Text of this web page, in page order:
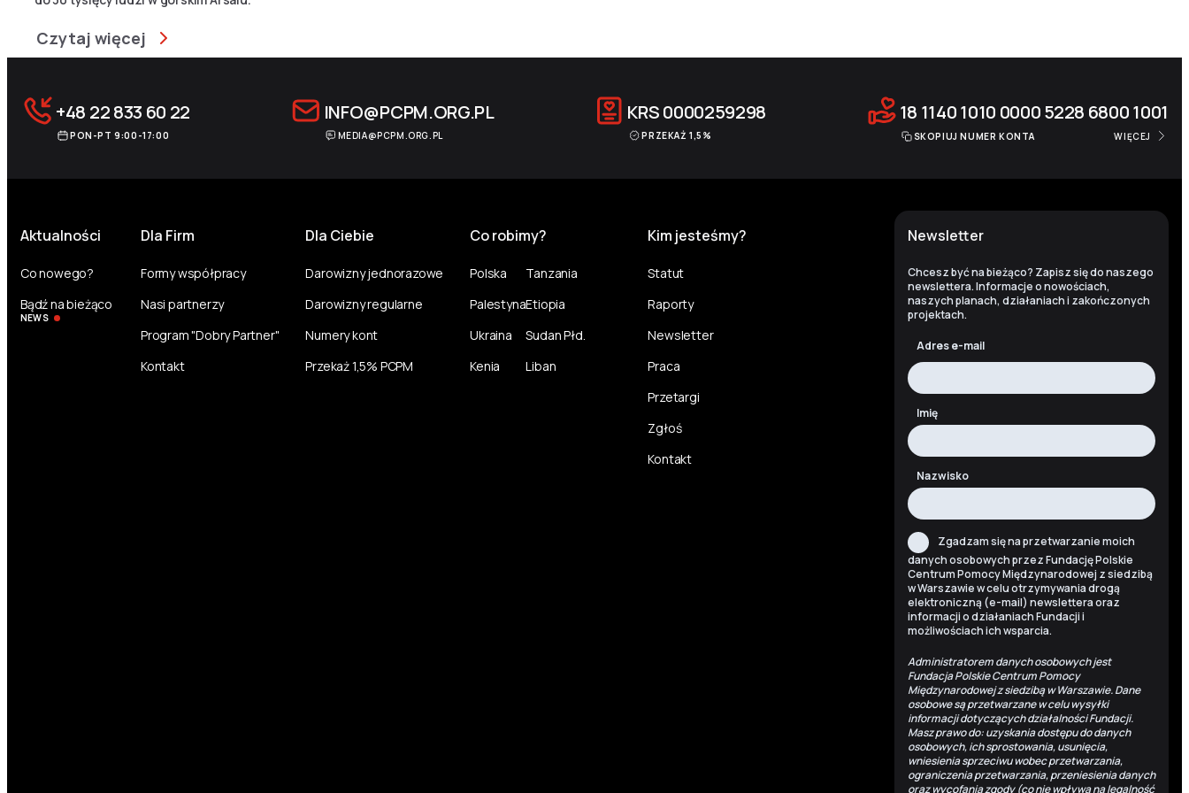
Czytaj więcej
+48 22 833 60 22
PON-PT 9:00-17:00
INFO@PCPM.ORG.PL
MEDIA@PCPM.ORG.PL
KRS0000259298
PRZEKAŻ 1,5%
18 1140 1010 0000 5228 6800 1001
SKOPIUJ NUMER KONTA WIĘCEJ
Newsletter
Chcesz być na bieżąco? Zapisz się do naszego
newslettera. Informacje o nowościach,
naszych planach, działaniach i zakończonych
projektach.
Adres e-mail
Imię
Nazwisko
Zgadzam się na przetwarzanie moich
danych osobowych przez Fundację Polskie
Centrum Pomocy Międzynarodowej z siedzibą
w Warszawie w celu otrzymywania drogą
elektroniczną (e-mail) newslettera oraz
informacji o działaniach Fundacji i
możliwościach ich wsparcia.
Administratorem danych osobowych jest
Fundacja Polskie Centrum Pomocy
Międzynarodowej z siedzibą w Warszawie. Dane
osobowe są przetwarzane w celu wysyłki
informacji dotyczących działalności Fundacji.
Masz prawo do: uzyskania dostępu do danych
osobowych, ich sprostowania, usunięcia,
wniesienia sprzeciwu wobec przetwarzania,
ograniczenia przetwarzania, przeniesienia danych
oraz wycofania zgody (co nie wpływa na legalność
Aktualności
Co nowego?
Bądź na bieżąco
NEWS
Dla Firm
Formy współpracy
Nasi partnerzy
Program "Dobry Partner"
Kontakt
Dla Ciebie
Darowizny jednorazowe
Darowizny regularne
Numery kont
Przekaż 1,5% PCPM
Co robimy?
Polska
Palestyna
Ukraina
Kenia
Tanzania
Etiopia
Sudan Płd.
Liban
Kim jesteśmy?
Statut
Raporty
Newsletter
Praca
Przetargi
Zgłoś
Kontakt